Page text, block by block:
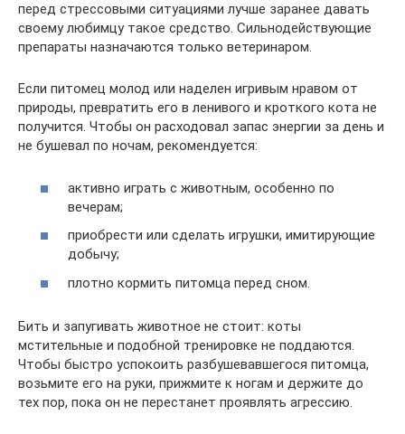
перед стрессовыми ситуациями лучше заранее давать
своему любимцу такое средство. Сильнодействующие
препараты назначаются только ветеринаром.
Если питомец молод или наделен игривым нравом от
природы, превратить его в ленивого и кроткого кота не
получится. Чтобы он расходовал запас энергии за день и
не бушевал по ночам, рекомендуется:
активно играть с животным, особенно по
вечерам;
приобрести или сделать игрушки, имитирующие
добычу;
плотно кормить питомца перед сном.
Бить и запугивать животное не стоит: коты
мстительные и подобной тренировке не поддаются.
Чтобы быстро успокоить разбушевавшегося питомца,
возьмите его на руки, прижмите к ногам и держите до
тех пор, пока он не перестанет проявлять агрессию.